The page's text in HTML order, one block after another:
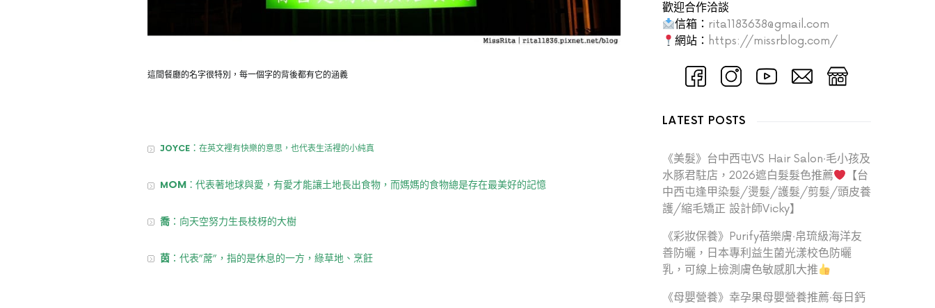
這間餐廳的名字很特別，每一個字的背後都有它的涵義
JOYCE ： 在英文裡有快樂的意思，也代表生活裡的小純真
MOM ： 代表著地球與愛，有愛才能讓土地長出食物，而媽媽的食物總是存在最美好的記憶
喬 ：向天空努力生長枝枒的大樹
茵 ：代表”蓆”，指的是休息的一方，綠草地、烹飪
歡迎合作洽談
信箱： rita1183638@gmail.com
網站： https://missrblog.com/
LATEST POSTS
《美髮》台中西屯VS Hair Salon‧毛小孩及
水豚君駐店，2026遮白髮髮色推薦
【台
中西屯逢甲染髮/燙髮/護髮/剪髮/頭皮養
護/縮毛矯正 設計師Vicky】
《彩妝保養》Purify蓓樂膚‧帛琉級海洋友
善防曬，日本專利益生菌光漾校色防曬
乳，可線上檢測膚色敏感肌大推
《母嬰營養》幸孕果母嬰營養推薦‧每日鈣